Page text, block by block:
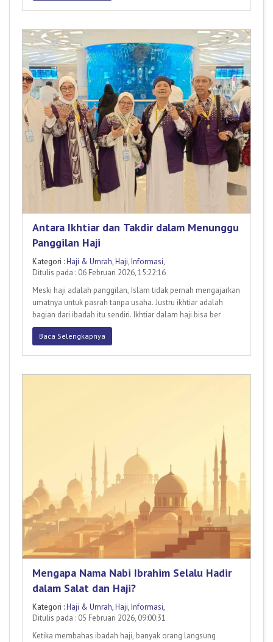
Antara Ikhtiar dan Takdir dalam Menunggu
Panggilan Haji
Kategori :Haji & Umrah,Haji,Informasi,
Ditulis pada : 06 Februari 2026, 15:22:16
Meski haji adalah panggilan, Islam tidak pernah mengajarkan
umatnya untuk pasrah tanpa usaha. Justru ikhtiar adalah
bagian dari ibadah itu sendiri. Ikhtiar dalam haji bisa ber
Baca Selengkapnya
Mengapa Nama Nabi Ibrahim Selalu Hadir
dalam Salat dan Haji?
Kategori :Haji & Umrah,Haji,Informasi,
Ditulis pada : 05 Februari 2026, 09:00:31
Ketika membahas ibadah haji, banyak orang langsung